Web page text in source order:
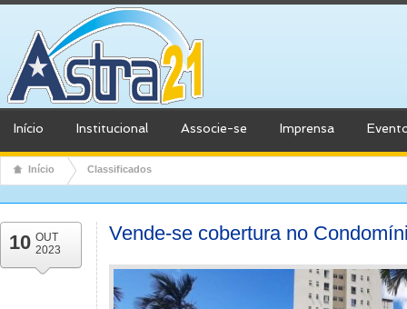
Início Institucional Associe-se Imprensa
Início Classificados
10 OUT
2023
Vende-se cobertura no